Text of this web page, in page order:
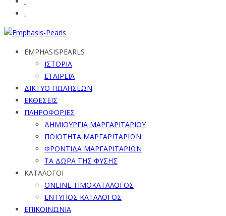
.
EMPHASISPEARLS
ΙΣΤΟΡΙΑ
ΕΤΑΙΡΕΙΑ
ΔΙΚΤΥΟ ΠΩΛΗΣΕΩΝ
ΕΚΘΕΣΕΙΣ
ΠΛΗΡΟΦΟΡΙΕΣ
ΔΗΜΙΟΥΡΓΙΑ ΜΑΡΓΑΡΙΤΑΡΙΟΥ
ΠΟΙΟΤΗΤΑ ΜΑΡΓΑΡΙΤΑΡΙΩΝ
ΦΡΟΝΤΙΔΑ ΜΑΡΓΑΡΙΤΑΡΙΩΝ
ΤΑ ΔΩΡΑ ΤΗΣ ΦΥΣΗΣ
ΚΑΤΑΛΟΓΟΙ
ONLINE ΤΙΜΟΚΑΤΑΛΟΓΟΣ
ΕΝΤΥΠΟΣ ΚΑΤΑΛΟΓΟΣ
ΕΠΙΚΟΙΝΩΝΙΑ